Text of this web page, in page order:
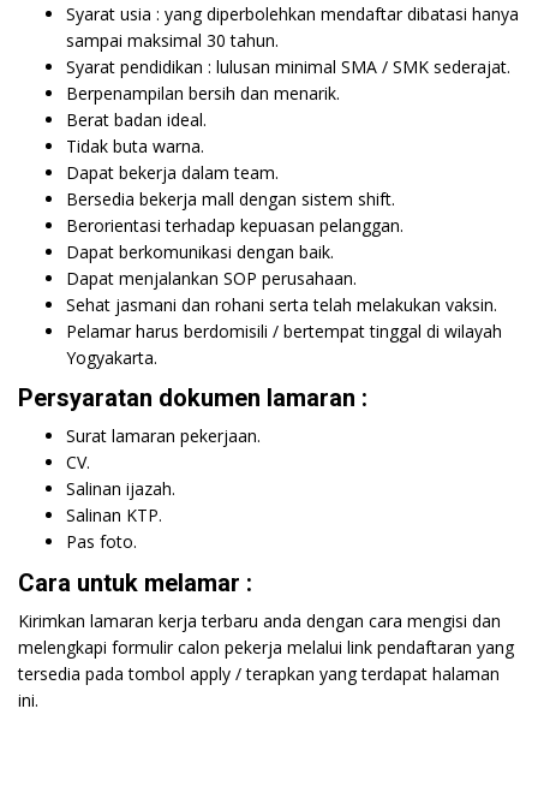
Syarat usia : yang diperbolehkan mendaftar dibatasi hanya
sampai maksimal 30 tahun.
Syarat pendidikan : lulusan minimal SMA / SMK sederajat.
Berpenampilan bersih dan menarik.
Berat badan ideal.
Tidak buta warna.
Dapat bekerja dalam team.
Bersedia bekerja mall dengan sistem shift.
Berorientasi terhadap kepuasan pelanggan.
Dapat berkomunikasi dengan baik.
Dapat menjalankan SOP perusahaan.
Sehat jasmani dan rohani serta telah melakukan vaksin.
Pelamar harus berdomisili / bertempat tinggal di wilayah
Yogyakarta.
Persyaratan dokumen lamaran :
Surat lamaran pekerjaan.
CV.
Salinan ijazah.
Salinan KTP.
Pas foto.
Cara untuk melamar :
Kirimkan lamaran kerja terbaru anda dengan cara mengisi dan
melengkapi formulir calon pekerja melalui link pendaftaran yang
tersedia pada tombol apply / terapkan yang terdapat halaman
ini.